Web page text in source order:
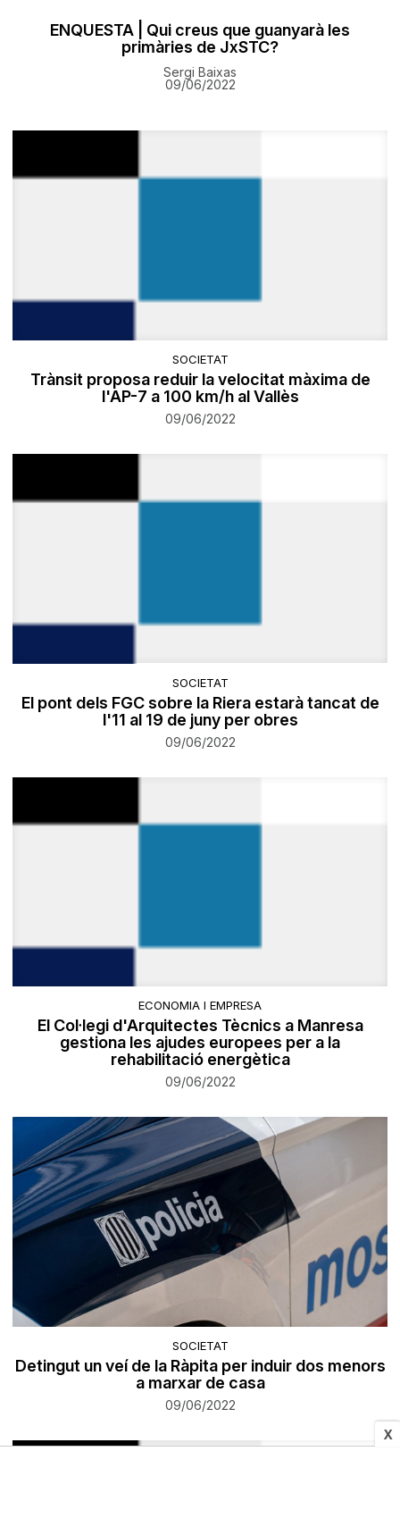
X
ENQUESTA | Qui creus que guanyarà les
primàries de JxSTC?
Sergi Baixas
09/06/2022
SOCIETAT
Trànsit proposa reduir la velocitat màxima de
l'AP-7 a 100 km/h al Vallès
09/06/2022
SOCIETAT
El pont dels FGC sobre la Riera estarà tancat de
l'11 al 19 de juny per obres
09/06/2022
ECONOMIA I EMPRESA
El Col·legi d'Arquitectes Tècnics a Manresa
gestiona les ajudes europees per a la
rehabilitació energètica
09/06/2022
SOCIETAT
Detingut un veí de la Ràpita per induir dos menors
a marxar de casa
09/06/2022